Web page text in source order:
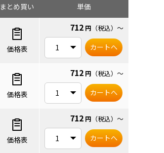
まとめ買い 単価
価格表
712 円 （税込） ～
カートへ
価格表
712 円 （税込） ～
カートへ
価格表
712 円 （税込） ～
カートへ